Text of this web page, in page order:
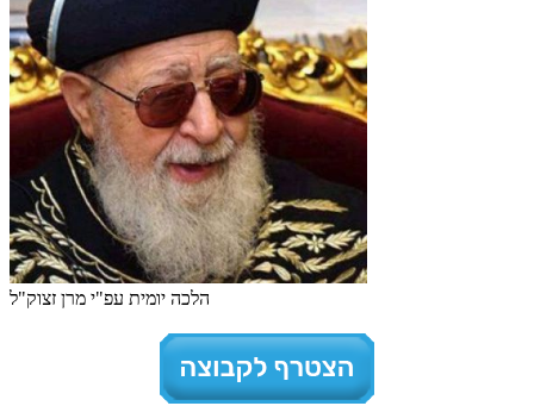
הלכה יומית עפ"י מרן זצוק"ל